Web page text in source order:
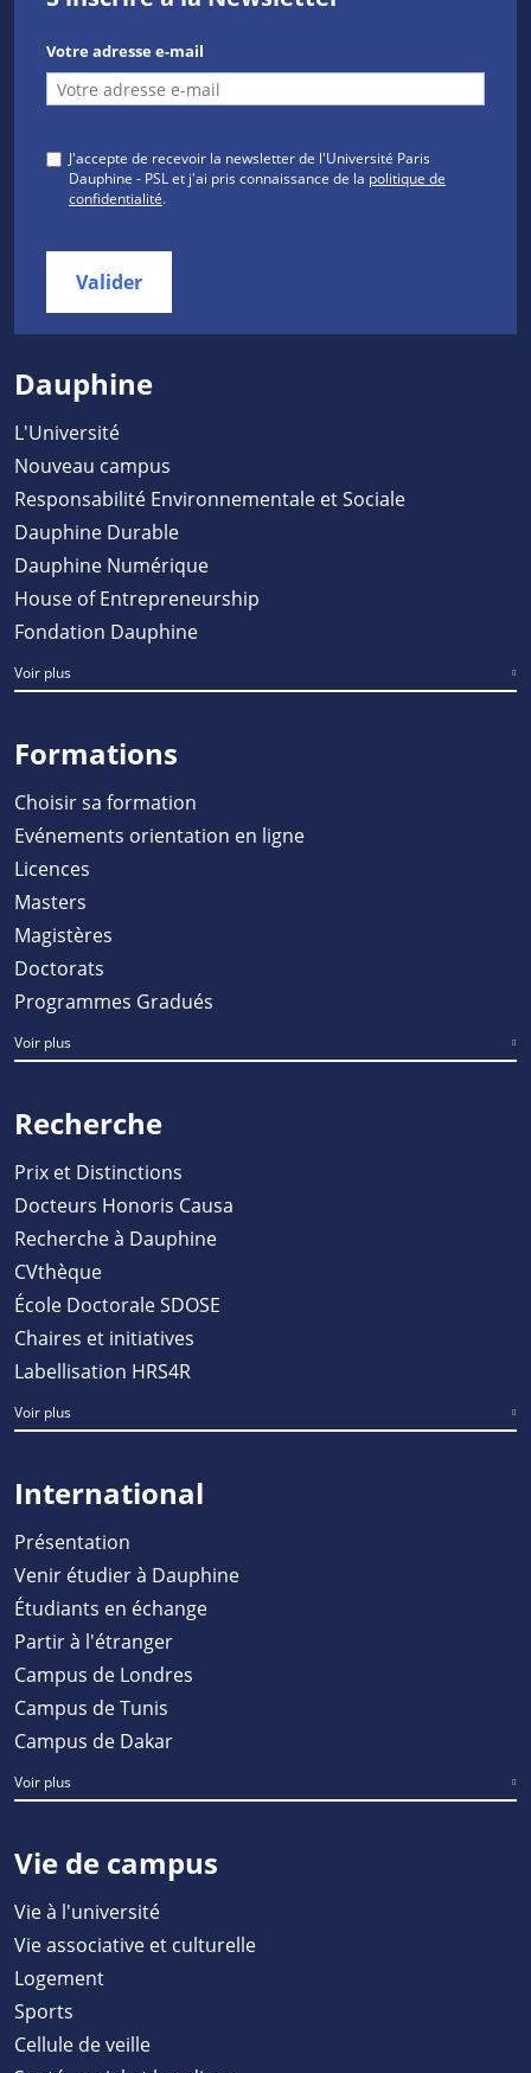
Votre adresse e-mail
J'accepte de recevoir la newsletter de l'Université Paris
Dauphine - PSL et j'ai pris connaissance de la politique de
confidentialité.
Valider
Dauphine
L'Université
Nouveau campus
Responsabilité Environnementale et Sociale
Dauphine Durable
Dauphine Numérique
House of Entrepreneurship
Fondation Dauphine
Voir plus
Formations
Choisir sa formation
Evénements orientation en ligne
Licences
Masters
Magistères
Doctorats
Programmes Gradués
Voir plus
Recherche
Prix et Distinctions
Docteurs Honoris Causa
Recherche à Dauphine
CVthèque
École Doctorale SDOSE
Chaires et initiatives
Labellisation HRS4R
Voir plus
International
Présentation
Venir étudier à Dauphine
Étudiants en échange
Partir à l'étranger
Campus de Londres
Campus de Tunis
Campus de Dakar
Voir plus
Vie de campus
Vie à l'université
Vie associative et culturelle
Logement
Sports
Cellule de veille